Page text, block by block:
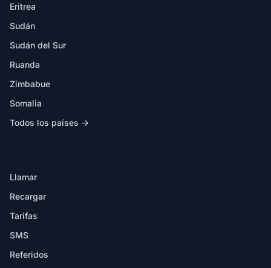
Eritrea
Sudán
Sudán del Sur
Ruanda
Zimbabue
Somalia
Todos los países →
Llamar
Recargar
Tarifas
SMS
Referidos